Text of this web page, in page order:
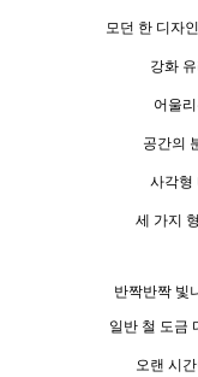
모던 한 디자
강화
어울
공간의
사각형
세 가지
반짝반짝 빛
일반 철 도금
오랜 시